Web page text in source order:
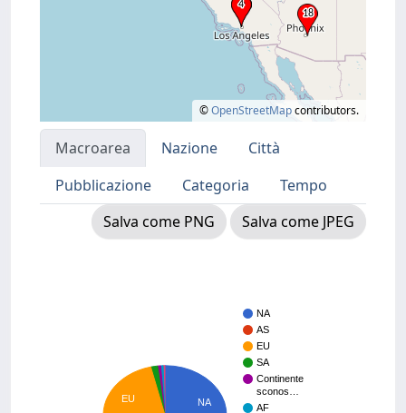
©OpenStreetMapcontributors.
Macroarea Nazione
Città
Pubblicazione
Categoria
Tempo
Salva come PNG
Salva come JPEG
NA
AS
EU
SA
Continente
sconos…
AF
NA
EU